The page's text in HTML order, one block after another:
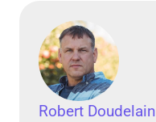
Robert Doudelain